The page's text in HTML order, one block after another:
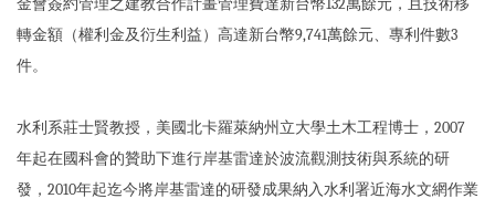
轉金額（權利金及衍生利益）高達新台幣9,741萬餘元、專利件數3
件。
水利系莊士賢教授，美國北卡羅萊納州立大學土木工程博士，2007
年起在國科會的贊助下進行岸基雷達於波流觀測技術與系統的研
發，2010年起迄今將岸基雷達的研發成果納入水利署近海水文網作業